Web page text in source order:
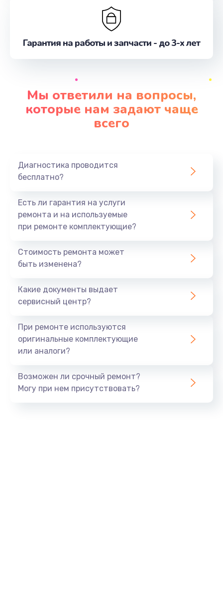
Гарантия на работы и запчасти - до 3-х лет
Мы ответили на вопросы,
которые нам задают чаще
всего
Диагностика проводится
бесплатно?
Есть ли гарантия на услуги
ремонта и на используемые
при ремонте комплектующие?
Стоимость ремонта может
быть изменена?
Какие документы выдает
сервисный центр?
При ремонте используются
оригинальные комплектующие
или аналоги?
Возможен ли срочный ремонт?
Могу при нем присутствовать?